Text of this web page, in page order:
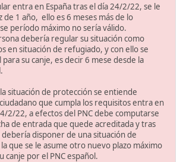
entra en España tras el día 24/2/22, se le
de 1 año, ello es 6 meses más de lo
período máximo no sería válido.
debería regular su situación como
en situación de refugiado, y con ello se
para su canje, es decir 6 mese desde la
situación de protección se entiende
que cumpla los requisitos entra en
2/22, a efectos del PNC debe computarse
de entrada que quede acreditada y tras
disponer de una situación de
que se le asume otro nuevo plazo máximo
canje por el PNC español.